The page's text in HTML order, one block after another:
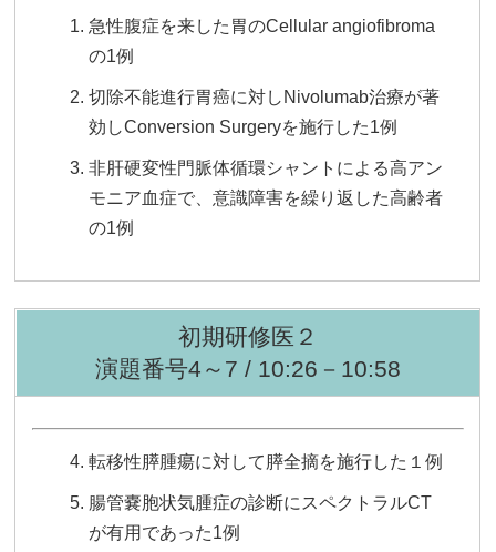
急性腹症を来した胃のCellular angiofibroma
の1例
切除不能進行胃癌に対しNivolumab治療が著
効しConversion Surgeryを施行した1例
非肝硬変性門脈体循環シャントによる高アン
モニア血症で、意識障害を繰り返した高齢者
の1例
初期研修医２
演題番号4～7 / 10:26－10:58
転移性膵腫瘍に対して膵全摘を施行した１例
腸管嚢胞状気腫症の診断にスペクトラルCT
が有用であった1例